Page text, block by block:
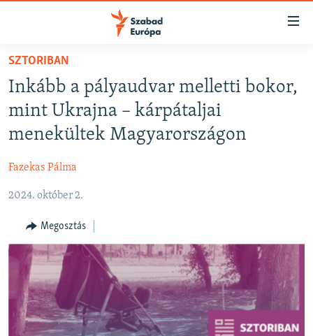
Akadálymentes
Ugrás
fő
oldalra
tartalomjegyzékre
NAPIRENDEN
PODCASTOK
ELEMZŐ
NER15
SZABADON
TÁRSADALOM
DEMOKRÁCIA
A PÉNZ NYOMÁBAN
EURÓPAI UNIÓ
SZTORIBAN
Inkább a pályaudvar melletti bokor,
mint Ukrajna – kárpátaljai
menekültek Magyarországon
Fazekas Pálma
2024. október 2.
Megosztás